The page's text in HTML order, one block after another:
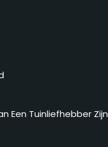
Een Tuinliefhebber Zijn